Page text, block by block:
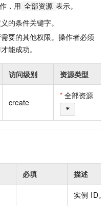
，用 全部资源 表示。
的条件关键字。
要的其他权限。操作者必须
能成功。
访问级别 资源类型
create
* 全部资源
*
必填 描述
实例 ID。